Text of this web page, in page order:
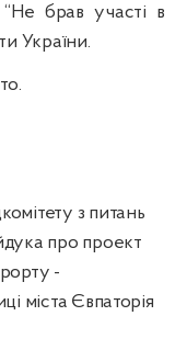
брав участі в
України.
з питань
про проект
-
міста Євпаторія